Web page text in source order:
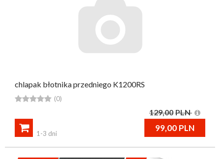
chlapak błotnika przedniego K1200RS
 (0)
129,00 PLN
99,00 PLN

1-3 dni